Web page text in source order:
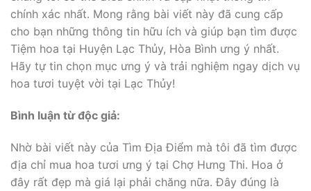
chính xác nhất. Mong rằng bài viết này đã cung cấp
cho bạn những thông tin hữu ích và giúp bạn tìm được
Tiệm hoa tại Huyện Lạc Thủy, Hòa Bình ưng ý nhất.
Hãy tự tin chọn mục ưng ý và trải nghiệm ngay dịch vụ
hoa tươi tuyệt vời tại Lạc Thủy!
Bình luận từ độc giả:
Nhờ bài viết này của Tìm Địa Điểm mà tôi đã tìm được
địa chỉ mua hoa tươi ưng ý tại Chợ Hưng Thi. Hoa ở
đây rất đẹp mà giá lại phải chăng nữa. Đây đúng là